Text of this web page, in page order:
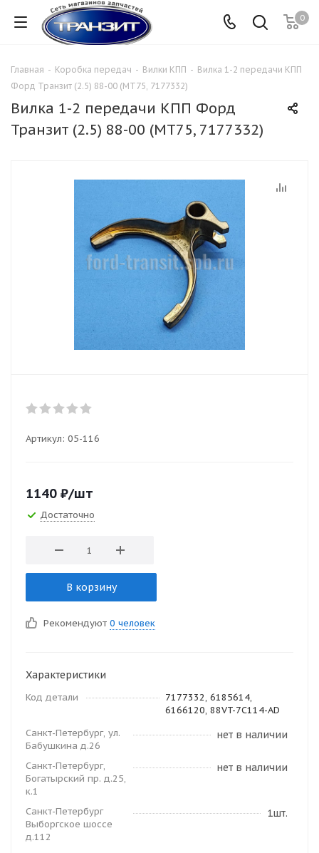
0
Главная - Коробка передач - Вилки КПП - Вилка 1-2 передачи КПП
Форд Транзит (2.5) 88-00 (МТ75, 7177332)
Вилка 1-2 передачи КПП Форд
Транзит (2.5) 88-00 (МТ75, 7177332)
Артикул: 05-116
1140 ₽/шт
Достаточно
В корзину
Рекомендуют 0 человек
Характеристики
Код детали
7177332, 6185614,
6166120, 88VT-7C114-AD
Санкт-Петербург, ул.
Бабушкина д.26
нет в наличии
Санкт-Петербург,
Богатырский пр. д.25,
к.1
нет в наличии
Санкт-Петербург
Выборгское шоссе
д.112
1шт.